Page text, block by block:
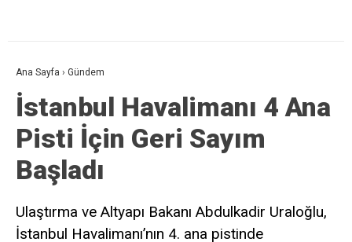
Ana Sayfa › Gündem
İstanbul Havalimanı 4 Ana
Pisti İçin Geri Sayım
Başladı
Ulaştırma ve Altyapı Bakanı Abdulkadir Uraloğlu,
İstanbul Havalimanı’nın 4. ana pistinde